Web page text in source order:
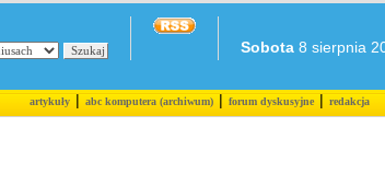
Sobota 8 sierpnia
artykuły|abc komputera (archiwum)|forum dyskusyjne|redakcja